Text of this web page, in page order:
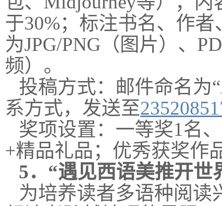
于30%；标注书名、作
为JPG/PNG（图片）、
频）。
投稿方式：邮件命名为
系方式，发送至
奖项设置：一等奖1名
+精品礼品；优秀获奖作
5． “遇见西语美推开世
为培养读者多语种阅读